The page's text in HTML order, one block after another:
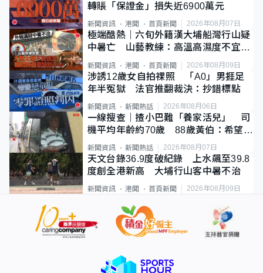
轉賬「保證金」損失近6900萬元
新聞資訊 港聞 首頁新聞 2026年08月07日
極端酷熱｜六旬外籍漢大埔船灣行山疑
中暑亡 山藝教練：高溫高濕度不宜遠
新聞資訊 港聞 首頁新聞 2026年08月09日
涉誘12歲女自拍祼照 「A0」男捱足
年半冤獄 法官推翻裁決：抄錯標點
新聞資訊 新聞熱話 2026年08月06日
一線搜查｜揸小巴難「養家活兒」 司
機平均年齡約70歲 88歲黃伯：希望一
直揸落去
新聞資訊 新聞熱話 2026年08月07日
天文台錄36.9度破紀錄 上水飆至39.8
度創全港新高 大埔行山客中暑不治
新聞資訊 港聞 首頁新聞 2026年08月09日